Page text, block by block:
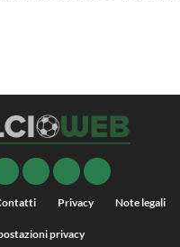
Privacy Note legali
privacy